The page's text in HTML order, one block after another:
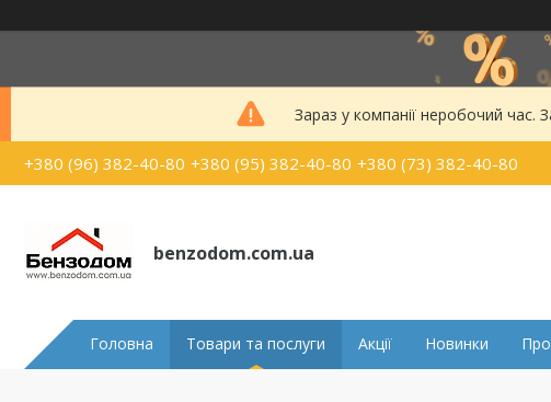
Зараз у компанії неробочий час.
+380 (96) 382-40-80 +380 (95) 382-40-80 +380 (73) 382-40-80
benzodom.com.ua
Головна Товари та послуги Акції Новинки